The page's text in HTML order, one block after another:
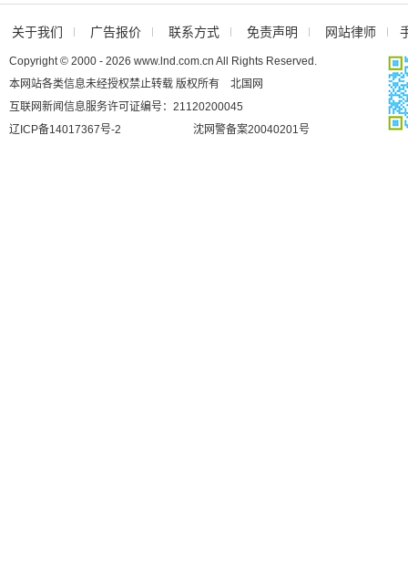
关于我们 广告报价 联系方式 免责声明 网站律师
Copyright © 2000 - 2026 www.lnd.com.cn All Rights Reserved.
本网站各类信息未经授权禁止转载 版权所有 北国网
互联网新闻信息服务许可证编号：21120200045
辽ICP备14017367号-2
沈网警备案20040201号